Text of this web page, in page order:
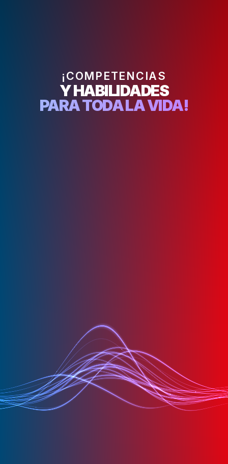
¡COMPETENCIAS
Y HABILIDADES
PARA TODA LA VIDA!